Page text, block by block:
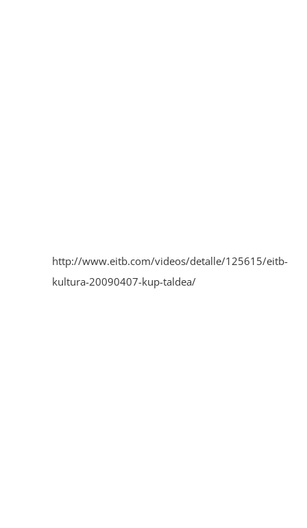
http://www.eitb.com/videos/detalle/125615/eitb-
kultura-20090407-kup-taldea/